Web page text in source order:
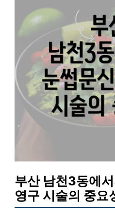
부산 남천3동에
영구 시술의 중요